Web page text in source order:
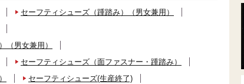
セーフティシューズ（踵踏み）（男女兼用）
（男女兼用）
セーフティシューズ（面ファスナー・踵踏み）
セーフティシューズ(生産終了)